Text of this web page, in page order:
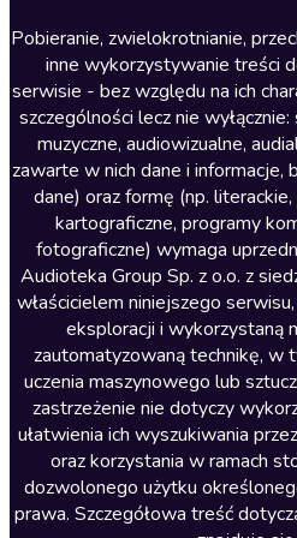
Literatura anglojęzyczna
Literatura faktu
Literatura obyczajowa
Literatura piękna obca
Literatura piękna polska
Nagrania relaksacyjne
Nauka języków
Nauki humanistyczne
Podcasty i audycje
Polityka
Prasa
Religia
Romans
Pobieranie, zwielokrotnianie,
inne wykorzystywanie treści
serwisie - bez względu na ich
szczególności lecz nie
muzyczne, audiowizualne,
zawarte w nich dane i informacje,
dane) oraz formę (np.
kartograficzne, programy
fotograficzne) wymaga
Audioteka Group Sp. z o.o. z
właścicielem niniejszego
eksploracji i wykorzystaną
zautomatyzowaną technikę, w
uczenia maszynowego lub
zastrzeżenie nie dotyczy
ułatwienia ich wyszukiwania
oraz korzystania w ramach
dozwolonego użytku
prawa. Szczegółowa treść